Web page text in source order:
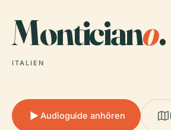
Monticiano.
ITALIEN
Audioguide anhören